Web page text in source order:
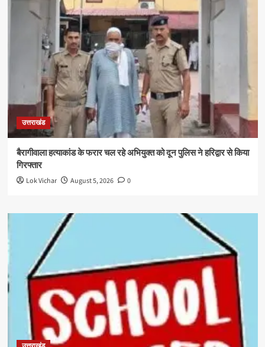
उत्तराखंड
बैरागीवाला हत्याकांड के फरार चल रहे अभियुक्त को दून पुलिस ने हरिद्वार से किया
गिरफ्तार
Lok Vichar August 5, 2026 0